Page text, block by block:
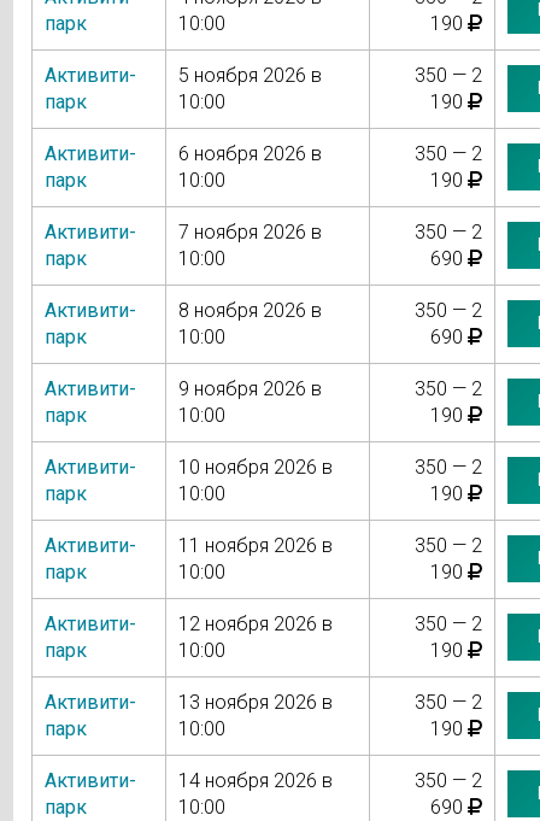
парк
10:00
190
Активити-
парк
5 ноября 2026 в
10:00
350 — 2
190
Активити-
парк
6 ноября 2026 в
10:00
350 — 2
190
Активити-
парк
7 ноября 2026 в
10:00
350 — 2
690
Активити-
парк
8 ноября 2026 в
10:00
350 — 2
690
Активити-
парк
9 ноября 2026 в
10:00
350 — 2
190
Активити-
парк
10 ноября 2026 в
10:00
350 — 2
190
Активити-
парк
11 ноября 2026 в
10:00
350 — 2
190
Активити-
парк
12 ноября 2026 в
10:00
350 — 2
190
Активити-
парк
13 ноября 2026 в
10:00
350 — 2
190
Активити-
парк
14 ноября 2026 в
10:00
350 — 2
690